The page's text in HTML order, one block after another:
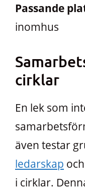
Passande
inomhus
cirklar
En lek som
även testar
ledarskap
i cirklar.